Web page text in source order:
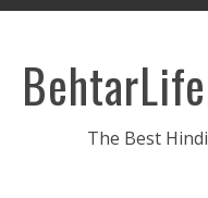
The Best